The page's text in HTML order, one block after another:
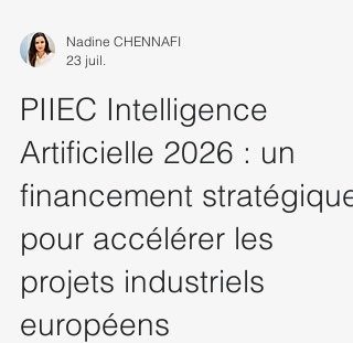
23 juil.
PIIEC Intelligence
Artificielle 2026 : un
financement stratégique
pour accélérer les
projets industriels